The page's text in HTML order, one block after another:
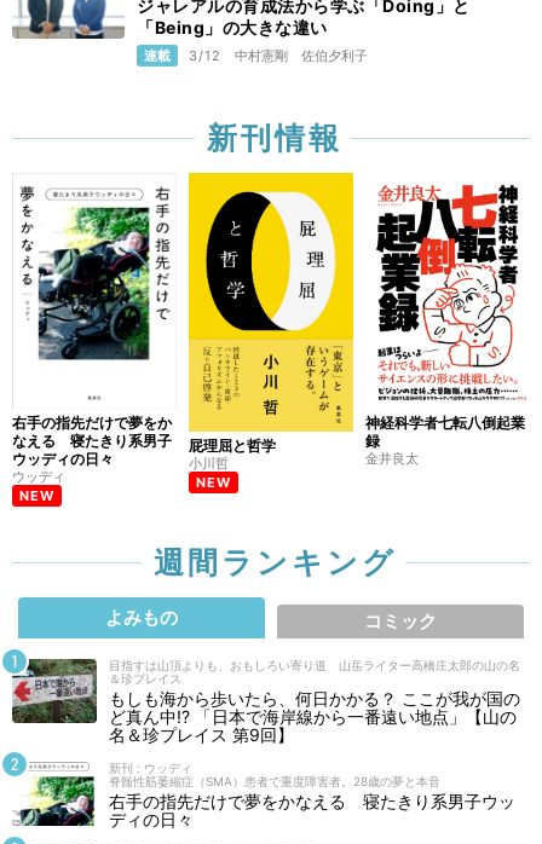
ジャレアルの育成法から学ぶ「Doing」と
「Being」の大きな違い
連載 3/12 中村憲剛 佐伯夕利子
新刊情報
右手の指先だけで夢をか
なえる 寝たきり系男子
ウッディの日々
ウッディ
NEW
屁理屈と哲学
小川哲
NEW
神経科学者七転八倒起業
録
金井良太
週間ランキング
よみもの コミック
目指すは山頂よりも、おもしろい寄り道 山岳ライター高橋庄太郎の山の名
＆珍プレイス
もしも海から歩いたら、何日かかる？ ここが我が国の
ど真ん中!? 「日本で海岸線から一番遠い地点」【山の
名＆珍プレイス 第9回】
新刊 : ウッディ
脊髄性筋萎縮症（SMA）患者で重度障害者。28歳の夢と本音
右手の指先だけで夢をかなえる 寝たきり系男子ウッ
ディの日々